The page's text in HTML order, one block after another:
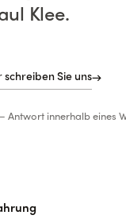
Klee.
schreiben Sie uns→
Antwort innerhalb eines